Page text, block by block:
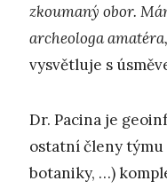
zkoumaný obor.
archeologa
vysvětluje s
Dr. Pacina je
ostatní členy týmu
botaniky, …)